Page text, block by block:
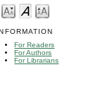
For Readers
For Authors
For Librarians